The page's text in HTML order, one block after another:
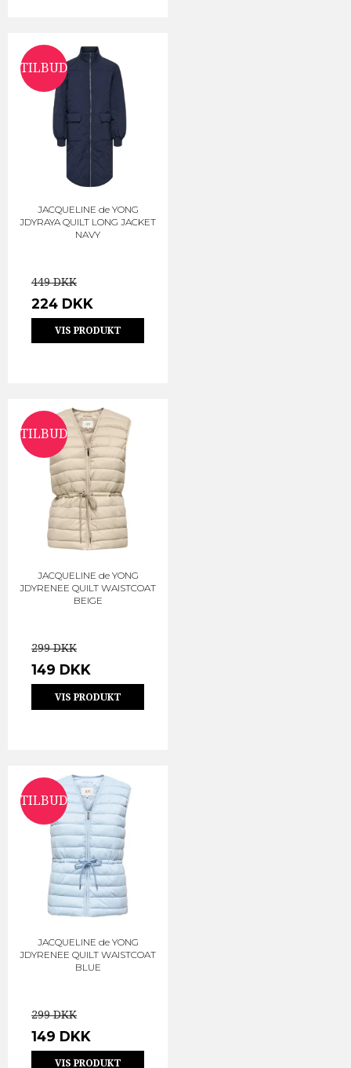
TILBUD
JACQUELINE de YONG
JDYRAYA QUILT LONG JACKET
NAVY
449 DKK
224 DKK
VIS PRODUKT
TILBUD
JACQUELINE de YONG
JDYRENEE QUILT WAISTCOAT
BEIGE
299 DKK
149 DKK
VIS PRODUKT
TILBUD
JACQUELINE de YONG
JDYRENEE QUILT WAISTCOAT
BLUE
299 DKK
149 DKK
VIS PRODUKT